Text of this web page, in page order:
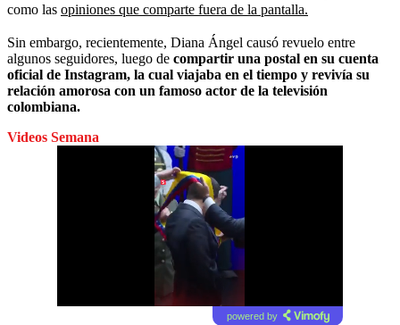
como las opiniones que comparte fuera de la pantalla.
Sin embargo, recientemente, Diana Ángel causó revuelo entre
algunos seguidores, luego de compartir una postal en su cuenta
oficial de Instagram, la cual viajaba en el tiempo y revivía su
relación amorosa con un famoso actor de la televisión
colombiana.
Videos Semana
powered by